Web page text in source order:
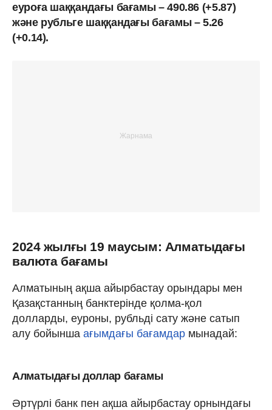
еуроға шаққандағы бағамы – 490.86 (+5.87)
және рубльге шаққандағы бағамы – 5.26
(+0.14).
2024 жылғы 19 маусым: Алматыдағы
валюта бағамы
Алматының ақша айырбастау орындары мен
Қазақстанның банктерінде қолма-қол
долларды, еуроны, рубльді сату және сатып
алу бойынша ағымдағы бағамдар мынадай:
Алматыдағы доллар бағамы
Әртүрлі банк пен ақша айырбастау орнындағы